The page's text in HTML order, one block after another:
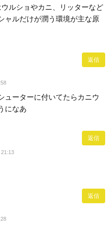
ルショやカニ、リッターなど
ャルだけが潤う環境が主な原
返信
ューターに付いてたらカニウ
になあ
返信
返信